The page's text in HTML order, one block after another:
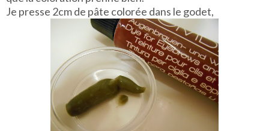
Je presse 2cm de pâte colorée dans le godet,